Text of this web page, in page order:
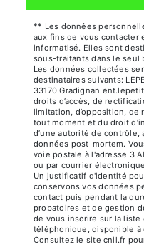
** Les données
aux fins de vous contacter
informatisé. Elles sont
sous-traitants dans le seul
Les données collectées
destinataires suivants:
33170 Gradignan
droits d’accès, de
limitation, d’opposition,
tout moment et du droit
d’une autorité de contrôle,
données post-mortem.
voie postale à l'adresse 3
ou par courrier
Un justificatif d'identité
conservons vos données
contact puis pendant la
probatoires et de gestion
de vous inscrire sur la liste
téléphonique, disponible à
Consultez le site cnil.fr